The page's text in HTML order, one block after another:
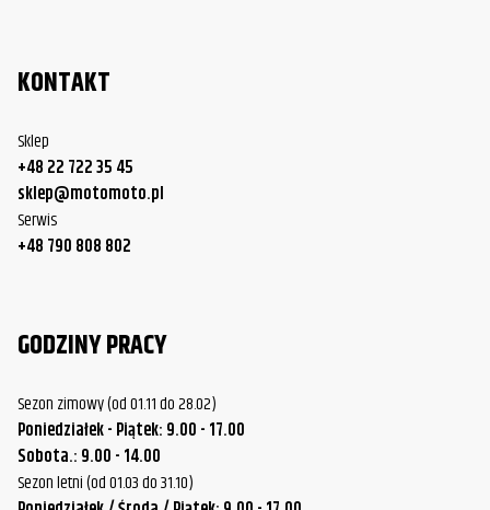
KONTAKT
Sklep
+48 22 722 35 45
sklep@motomoto.pl
Serwis
+48 790 808 802
GODZINY PRACY
Sezon zimowy (od 01.11 do 28.02)
Poniedziałek - Piątek: 9.00 - 17.00
Sobota.: 9.00 - 14.00
Sezon letni (od 01.03 do 31.10)